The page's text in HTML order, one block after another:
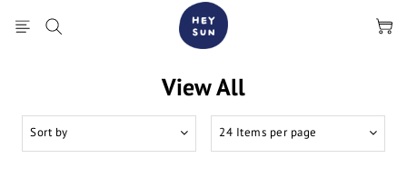
View All
Sort by 24 Items per page